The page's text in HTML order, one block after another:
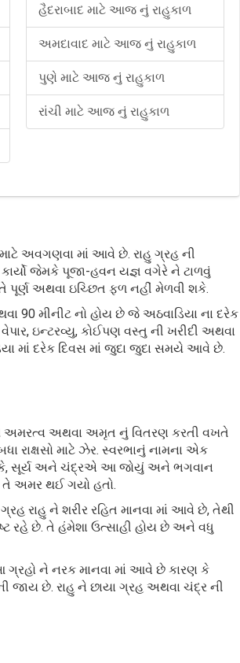
હૈદરાબાદ માટે આજ નું રાહુકાળ
અમદાવાદ માટે આજ નું રાહુકાળ
પુણે માટે આજ નું રાહુકાળ
રાંચી માટે આજ નું રાહુકાળ
અવગણવા માં આવે છે. રાહુ ગ્રહ ની
જેમકે પૂજા-હવન યજ્ઞ વગેરે ને ટાળવું
પૂર્ણ અથવા ઇચ્છિત ફળ નહીં મેળવી શકે.
90 મીનીટ નો હોય છે જે અઠવાડિયા ના દરેક
ઇન્ટરવ્યુ, કોઈપણ વસ્તુ ની ખરીદી અથવા
માં દરેક દિવસ માં જુદા જુદા સમયે આવે છે.
અથવા અમૃત નું વિતરણ કરતી વખતે
રાક્ષસો માટે ઝેર. સ્વરભાનું નામના એક
કે, સૂર્ય અને ચંદ્રએ આ જોયું અને ભગવાન
તે અમર થઈ ગયો હતો.
રાહુ ને શરીર રહિત માનવા માં આવે છે, તેથી
રહે છે. તે હંમેશા ઉત્સાહી હોય છે અને વધુ
ને નરક માનવા માં આવે છે કારણ કે
છે. રાહુ ને છાયા ગ્રહ અથવા ચંદ્ર ની